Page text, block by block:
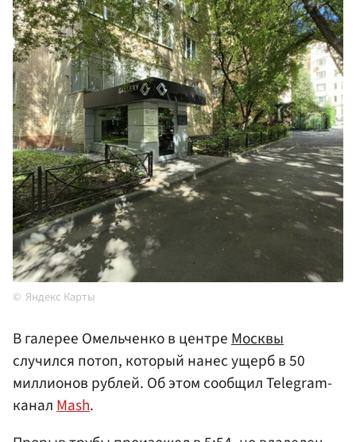
Яндекс Карты
В галерее Омельченко в центреМосквы
случился потоп, который нанес ущерб в 50
миллионов рублей. Об этом сообщил Telegram-
каналMash.